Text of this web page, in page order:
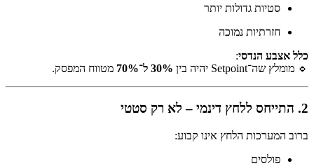
סטיות גדולות יותר
חזרתיות נמוכה
כלל אצבע הנדסי:
🔹 מומלץ שה־Setpoint יהיה בין
30% ל־70% מטווח המפסק.
2. התייחס ללחץ דינמי – לא רק סטטי
ברוב המערכות הלחץ אינו קבוע:
פולסים